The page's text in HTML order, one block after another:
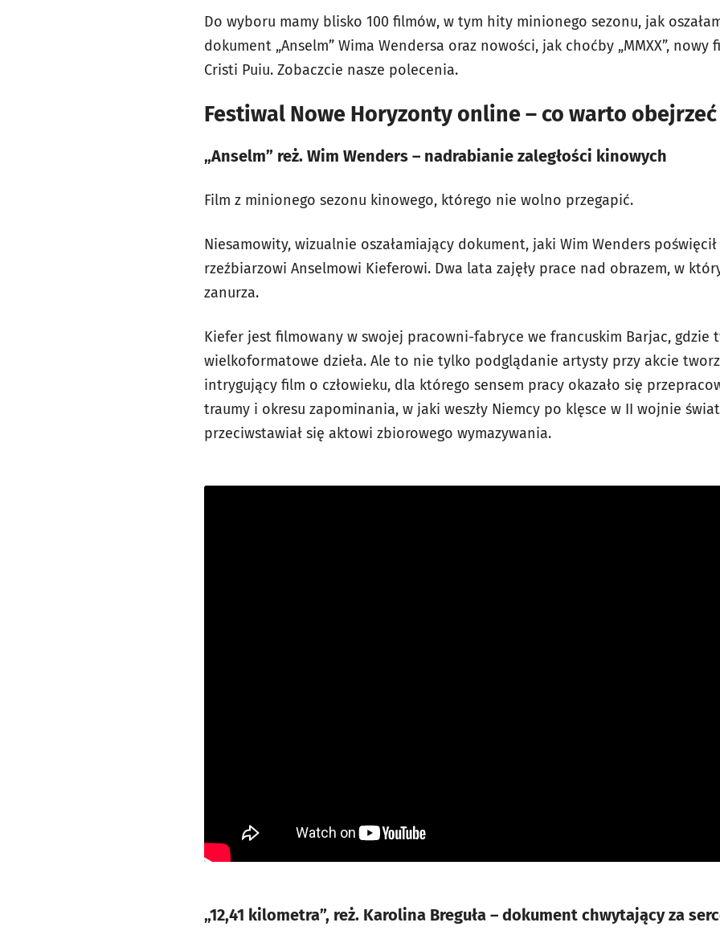
Do wyboru mamy blisko 100 filmów, w tym hity minionego sezonu, jak
dokument „Anselm” Wima Wendersa oraz nowości, jak choćby „MMXX”,
Cristi Puiu. Zobaczcie nasze polecenia.
Festiwal Nowe Horyzonty online – co warto obejrzeć
„Anselm” reż. Wim Wenders – nadrabianie zaległości kinowych
Film z minionego sezonu kinowego, którego nie wolno przegapić.
Niesamowity, wizualnie oszałamiający dokument, jaki Wim Wenders
rzeźbiarzowi Anselmowi Kieferowi. Dwa lata zajęły prace nad obrazem, w
zanurza.
Kiefer jest filmowany w swojej pracowni-fabryce we francuskim Barjac, gdzie
wielkoformatowe dzieła. Ale to nie tylko podglądanie artysty przy akcie
intrygujący film o człowieku, dla którego sensem pracy okazało się
traumy i okresu zapominania, w jaki weszły Niemcy po klęsce w II wojnie
przeciwstawiał się aktowi zbiorowego wymazywania.
„12,41 kilometra”, reż. Karolina Breguła – dokument chwytający za